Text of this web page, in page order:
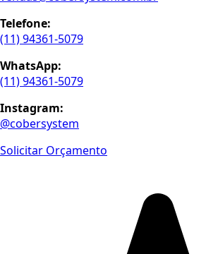
Telefone:
(11) 94361-5079
WhatsApp:
(11) 94361-5079
Instagram:
@cobersystem
Solicitar Orçamento